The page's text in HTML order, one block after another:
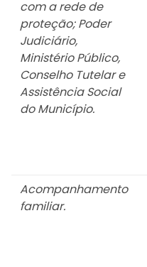
com a rede de
proteção; Poder
Judiciário,
Ministério Público,
Conselho Tutelar e
Assistência Social
do Município.
Acompanhamento
familiar.